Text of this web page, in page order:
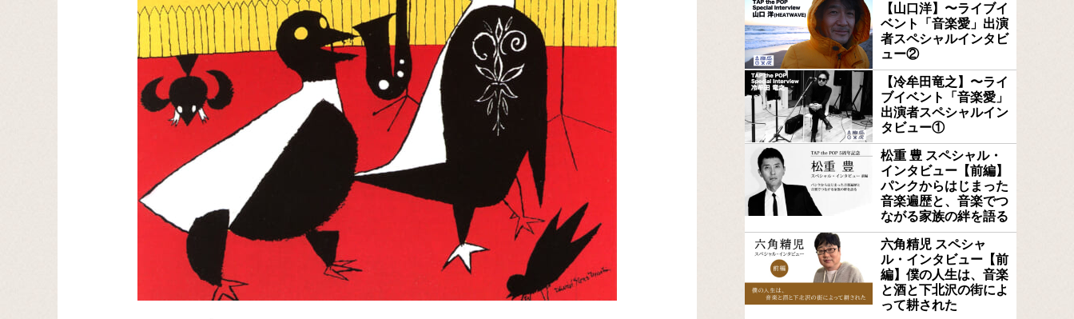
【山口洋】〜ライブイ
ベント「音楽愛」出演
者スペシャルインタビ
ュー②
【冷牟田竜之】〜ライ
ブイベント「音楽愛」
出演者スペシャルイン
タビュー①
松重 豊 スペシャル・
インタビュー【前編】
パンクからはじまった
音楽遍歴と、音楽でつ
ながる家族の絆を語る
六角精児 スペシャ
ル・インタビュー【前
編】僕の人生は、音楽
と酒と下北沢の街によ
って耕された